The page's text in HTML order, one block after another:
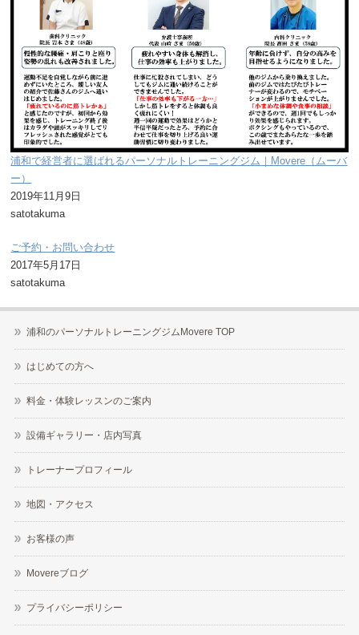
浦和で経営者に選ばれるパーソナルトレーニングジム｜Movere（ムーバ
ー）
2019年11月9日
satotakuma
ご予約・お問い合わせ
2017年5月17日
satotakuma
浦和のパーソナルトレーニングジムMovere TOP
はじめての方へ
料金・体験レッスンのご案内
設備ギャラリー・店内写真
トレーナープロフィール
地図・アクセス
お客様の声
Movereブログ
プライバシーポリシー